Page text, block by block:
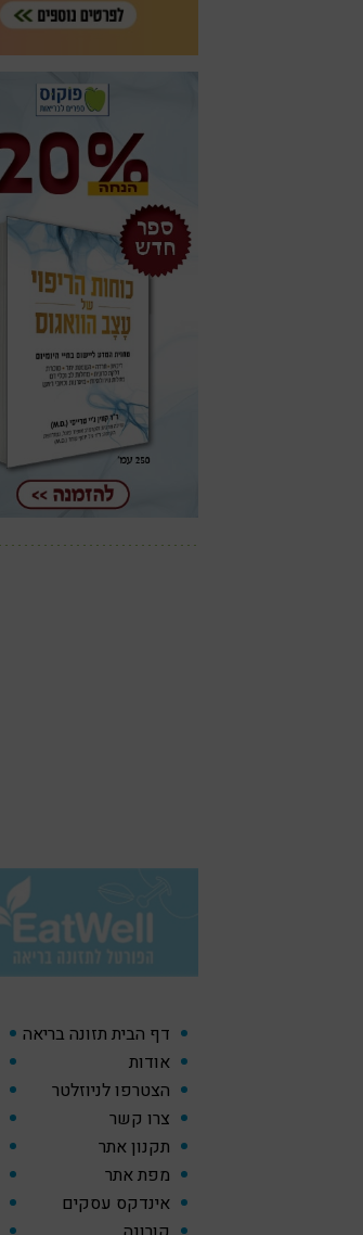
דף הבית תזונה בריאה
אודות
הצטרפו לניוזלטר
צרו קשר
תקנון אתר
מפת אתר
אינדקס עסקים